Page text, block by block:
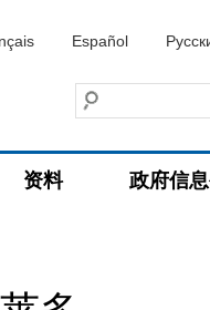
Español
资料 政府信